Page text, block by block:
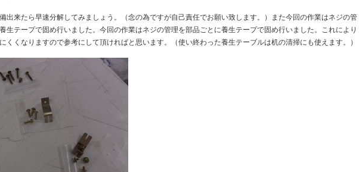
出来たら早速分解してみましょう。（念の為ですが自己責任でお願い致します。）また今回の作業はネジの管
生テープで固め行いました。今回の作業はネジの管理を部品ごとに養生テープで固め行いました。これにより
くくなりますので参考にして頂ければと思います。（使い終わった養生テーブルは机の清掃にも使えます。）